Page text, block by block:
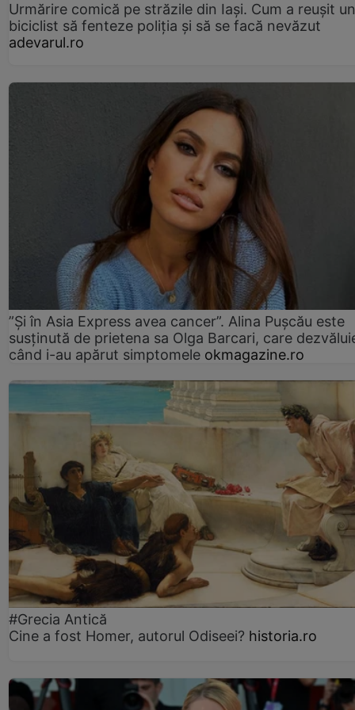
Urmărire comică pe străzile din Iași. Cum a reușit un
biciclist să fenteze poliția și să se facă nevăzut
adevarul.ro
”Și în Asia Express avea cancer”. Alina Pușcău este
susținută de prietena sa Olga Barcari, care
când i-au apărut simptomele okmagazine.ro
#Grecia Antică
Cine a fost Homer, autorul Odiseei? historia.ro